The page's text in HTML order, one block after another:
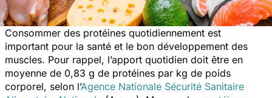
Consommer des protéines quotidiennement est
important pour la santé et le bon développement des
muscles. Pour rappel, l’apport quotidien doit être en
moyenne de 0,83 g de protéines par kg de poids
corporel, selon l’Agence Nationale Sécurité Sanitaire